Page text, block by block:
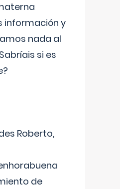
información y
nada al
si es
Roberto,
de